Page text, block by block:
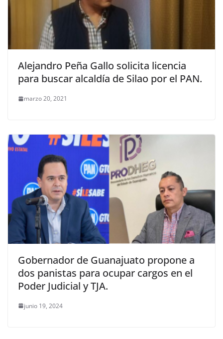
Alejandro Peña Gallo solicita licencia
para buscar alcaldía de Silao por el PAN.
marzo 20, 2021
Gobernador de Guanajuato propone a
dos panistas para ocupar cargos en el
Poder Judicial y TJA.
junio 19, 2024